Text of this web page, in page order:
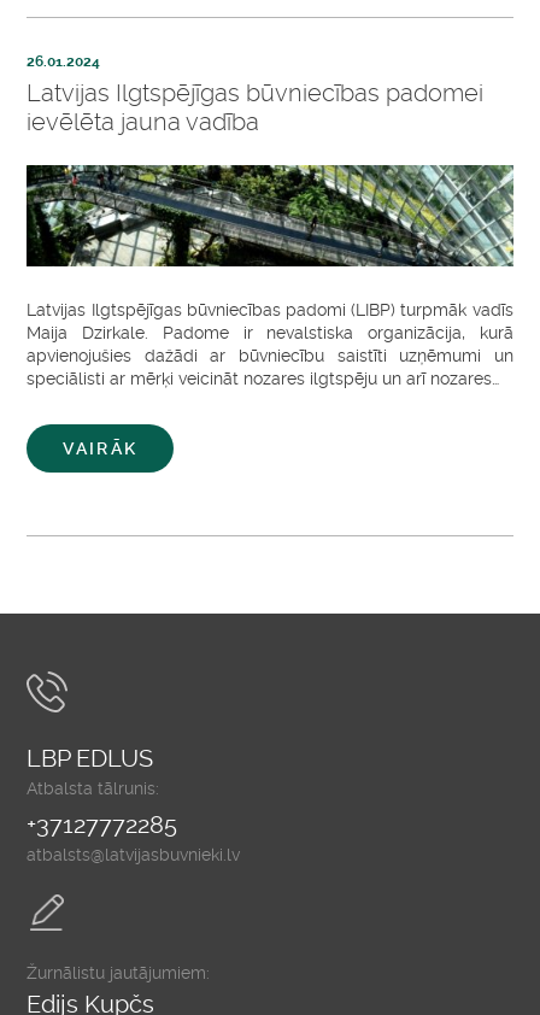
26.01.2024
Latvijas Ilgtspējīgas būvniecības padomei
ievēlēta jauna vadība
Latvijas Ilgtspējīgas būvniecības padomi (LIBP) turpmāk vadīs
Maija Dzirkale. Padome ir nevalstiska organizācija, kurā
apvienojušies dažādi ar būvniecību saistīti uzņēmumi un
speciālisti ar mērķi veicināt nozares ilgtspēju un arī nozares…
VAIRĀK
LBP EDLUS
Atbalsta tālrunis:
+37127772285
atbalsts@latvijasbuvnieki.lv
Žurnālistu jautājumiem:
Edijs Kupčs